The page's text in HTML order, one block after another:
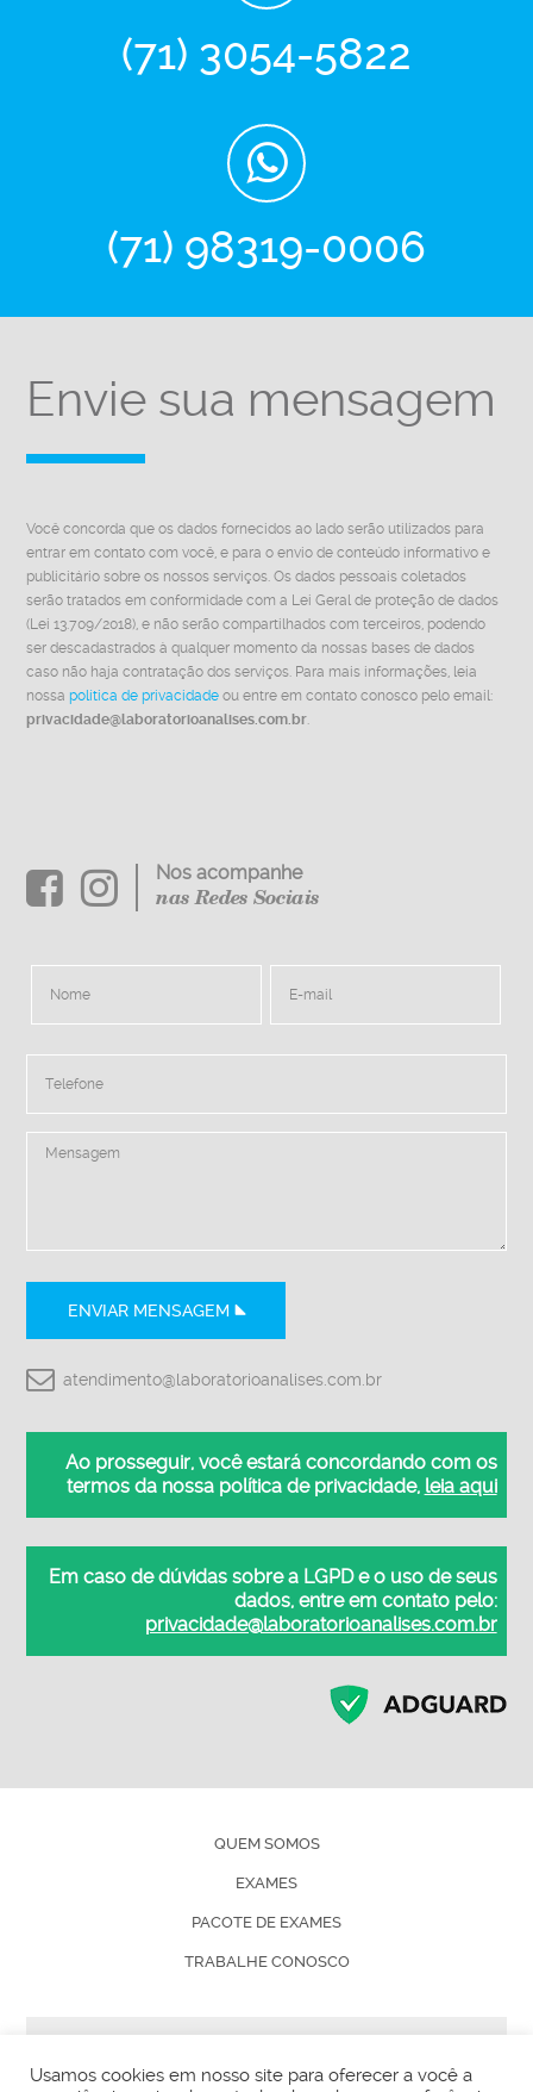
(71) 3054-5822
(71) 98319-0006
Envie sua mensagem
Você concorda que os dados fornecidos ao lado serão utilizados para
entrar em contato com você, e para o envio de conteúdo informativo e
publicitário sobre os nossos serviços. Os dados pessoais coletados
serão tratados em conformidade com a Lei Geral de proteção de dados
(Lei 13.709/2018), e não serão compartilhados com terceiros, podendo
ser descadastrados à qualquer momento da nossas bases de dados
caso não haja contratação dos serviços. Para mais informações, leia
nossapolítica de privacidade ou entre em contato conosco pelo email:
privacidade@laboratorioanalises.com.br
Nos acompanhe
nas Redes Sociais
ENVIAR MENSAGEM
atendimento@laboratorioanalises.com.br
Ao prosseguir, você estará concordando com os
termos da nossa política de privacidade, leia aqui
Em caso de dúvidas sobre a LGPD e o uso de seus
dados, entre em contato pelo:
privacidade@laboratorioanalises.com.br
QUEM SOMOS
EXAMES
PACOTE DE EXAMES
TRABALHE CONOSCO
Usamos cookies em nosso site para oferecer a você a